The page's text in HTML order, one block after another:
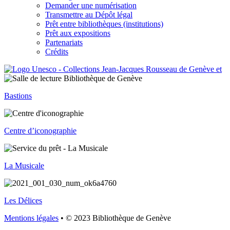
Demander une numérisation
Transmettre au Dépôt légal
Prêt entre bibliothèques (institutions)
Prêt aux expositions
Partenariats
Crédits
Bastions
Centre d’iconographie
La Musicale
Les Délices
Mentions légales • © 2023 Bibliothèque de Genève